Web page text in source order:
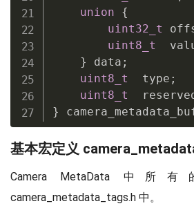
union
{
uint32_t
uint8_t
} data ;
uint8_t
  type
;
uint8_t
}
基本宏定义
Camera MetaData 中所
camera_metadata_tags.h 中。